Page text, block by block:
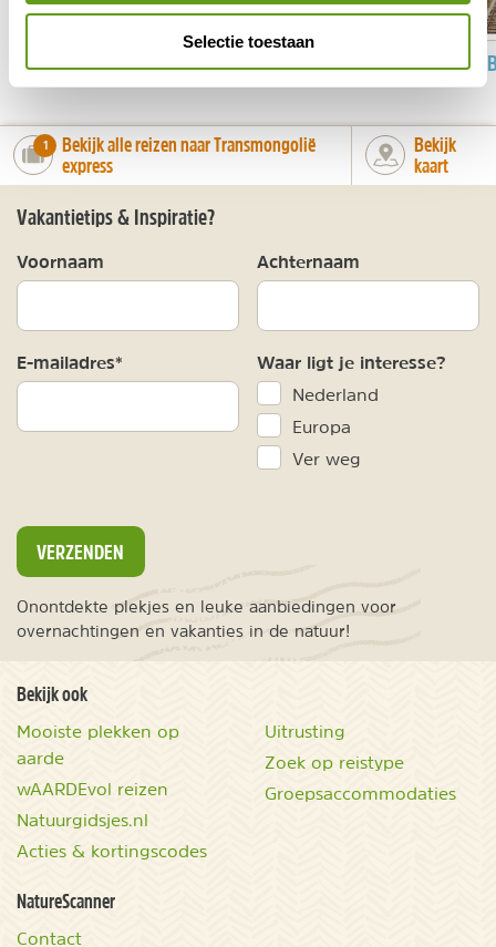
Selectie toestaan
TREINREIZEN MONGOLIË
number_of_trips:
1
Bekijk alle reizen naar Transmongolië
express
Bekijk
kaart
Vakantietips & Inspiratie?
Voornaam Achternaam
E-mailadres* Waar ligt je interesse?
Nederland
Europa
Ver weg
VERZENDEN
Onontdekte plekjes en leuke aanbiedingen voor
overnachtingen en vakanties in de natuur!
Bekijk ook
Mooiste plekken op
aarde
wAARDEvol reizen
Natuurgidsjes.nl
Acties & kortingscodes
Uitrusting
Zoek op reistype
Groepsaccommodaties
NatureScanner
Contact